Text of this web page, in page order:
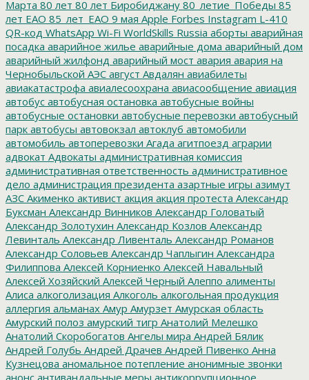
Марта 80 лет 80 лет Биробиджану 80_летие_Победы 85
лет ЕАО 85_лет_ЕАО 9 мая Apple Forbes Instagram L-410
QR-код WhatsApp Wi-Fi WorldSkills Russia аборты аварийная
посадка аварийное жилье аварийные дома аварийный дом
аварийный жилфонд аварийный мост авария авария на
Чернобыльской АЭС август Авдалян авиабилеты
авиакатастрофа авиалесоохрана авиасообщение авиация
автобус автобусная остановка автобусные войны
автобусные остановки автобусные перевозки автобусный
парк автобусы автовокзал автоклуб автомобили
автомобиль автоперевозки Агада агитпоезд аграрии
адвокат Адвокаты административная комиссия
административная ответственность административное
дело администрация президента азартные игры азимут
АЗС Акименко активист акция акция протеста Александр
Буксман Александр Винников Александр Головатый
Александр Золотухин Александр Козлов Александр
Левинталь Александр Ливенталь Александр Романов
Александр Соловьев Александр Чаплыгин Александра
Филиппова Алексей Корниенко Алексей Навальный
Алексей Хозяйский Алексей Черный Алеппо алименты
Алиса алкоголизация Алкоголь алкогольная продукция
аллергия альманах Амур Амурзет Амурская область
Амурский полоз амурский тигр Анатолий Мелешко
Анатолий Скоробогатов Ангелы мира Андрей Бялик
Андрей Голубь Андрей Драчев Андрей Пивенко Анна
Кузнецова аномальное потепление анонимные звонки
анонс антивандальные меры антикоррупционное